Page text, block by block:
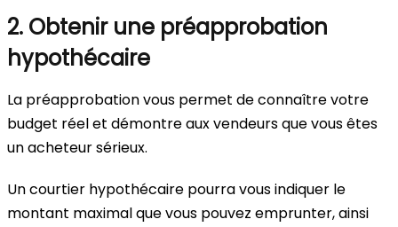
2. Obtenir une préapprobation
hypothécaire
La préapprobation vous permet de connaître votre
budget réel et démontre aux vendeurs que vous êtes
un acheteur sérieux.
Un courtier hypothécaire pourra vous indiquer le
montant maximal que vous pouvez emprunter, ainsi